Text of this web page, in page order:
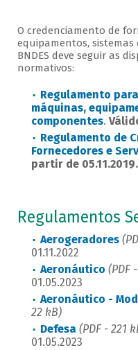
O credenciamento de
equipamentos, sistemas
BNDES deve seguir as
normativos:
Regulamento
máquinas,
componentes.
Regulamento de
Fornecedores e
partir de 05.11.2019.
Regulamentos
Aerogeradores
01.11.2022
Aeronáutico (PDF
01.05.2023
Aeronáutico -
22 kB)
Defesa (PDF - 221
01.05.2023